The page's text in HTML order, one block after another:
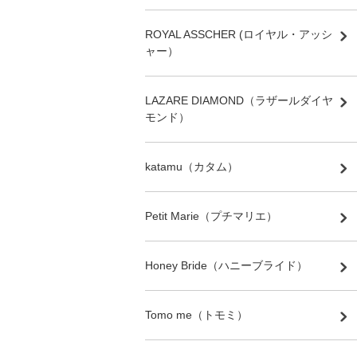
ROYAL ASSCHER (ロイヤル・アッシ
ャー）
LAZARE DIAMOND（ラザールダイヤ
モンド）
katamu（カタム）
Petit Marie（プチマリエ）
Honey Bride（ハニーブライド）
Tomo me（トモミ）